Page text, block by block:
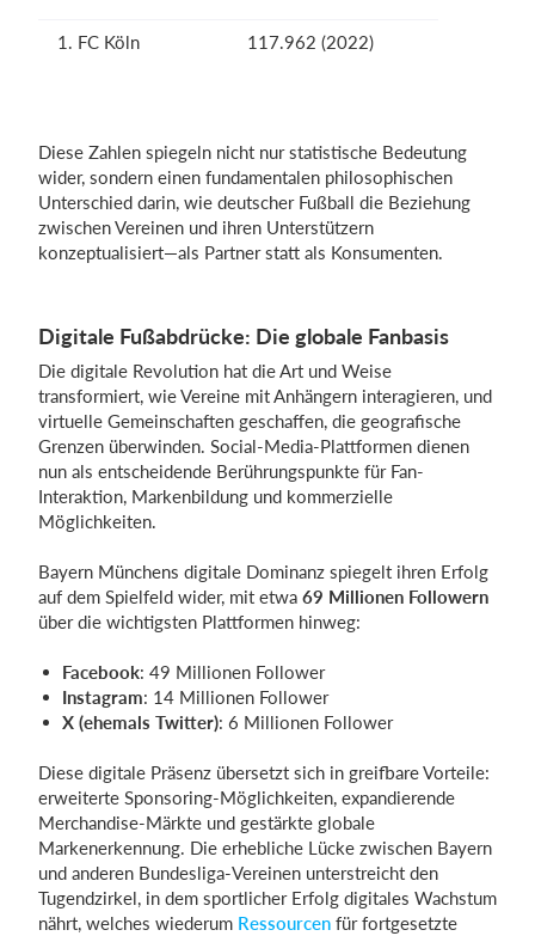
1. FC Köln 117.962 (2022)
Diese Zahlen spiegeln nicht nur statistische Bedeutung
wider, sondern einen fundamentalen philosophischen
Unterschied darin, wie deutscher Fußball die Beziehung
zwischen Vereinen und ihren Unterstützern
konzeptualisiert—als Partner statt als Konsumenten.
Digitale Fußabdrücke: Die globale Fanbasis
Die digitale Revolution hat die Art und Weise
transformiert, wie Vereine mit Anhängern interagieren, und
virtuelle Gemeinschaften geschaffen, die geografische
Grenzen überwinden. Social-Media-Plattformen dienen
nun als entscheidende Berührungspunkte für Fan-
Interaktion, Markenbildung und kommerzielle
Möglichkeiten.
Bayern Münchens digitale Dominanz spiegelt ihren Erfolg
auf dem Spielfeld wider, mit etwa 69 Millionen Followern
über die wichtigsten Plattformen hinweg:
Facebook: 49 Millionen Follower
Instagram: 14 Millionen Follower
X (ehemals Twitter): 6 Millionen Follower
Diese digitale Präsenz übersetzt sich in greifbare Vorteile:
erweiterte Sponsoring-Möglichkeiten, expandierende
Merchandise-Märkte und gestärkte globale
Markenerkennung. Die erhebliche Lücke zwischen Bayern
und anderen Bundesliga-Vereinen unterstreicht den
Tugendzirkel, in dem sportlicher Erfolg digitales Wachstum
nährt, welches wiederum Ressourcen für fortgesetzte